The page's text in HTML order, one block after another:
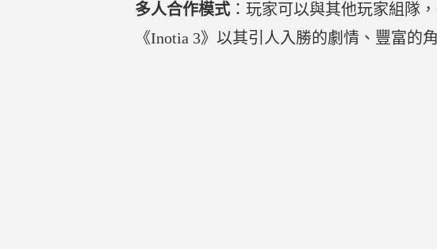
多人合作模式 ：玩家可以與其他玩家組隊
《Inotia 3》以其引人入勝的劇情、豐富的